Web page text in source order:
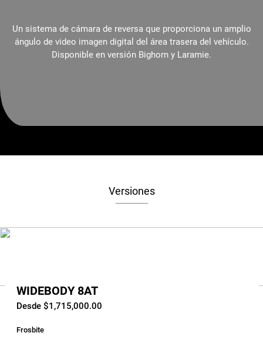
Un sistema de cámara de reversa que proporciona un amplio
ángulo de video imagen digital del área trasera del vehículo.
Disponible en versión Bighorn y Laramie.
Versiones
WIDEBODY 8AT
Desde $1,715,000.00
Frosbite